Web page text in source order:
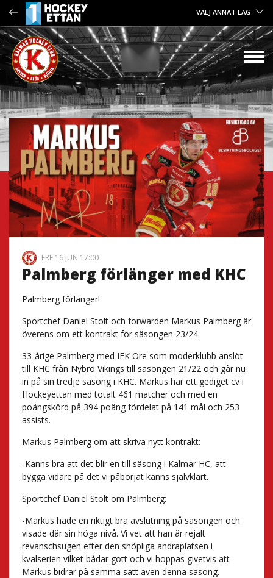
VÄLJ ANNAT LAG
FRE 16 JUN 17:00
Palmberg förlänger med KHC
Palmberg förlänger!
Sportchef Daniel Stolt och forwarden Markus Palmberg är
överens om ett kontrakt för säsongen 23/24.
33-årige Palmberg med IFK Ore som moderklubb anslöt
till KHC från Nybro Vikings till säsongen 21/22 och går nu
in på sin tredje säsong i KHC. Markus har ett gediget cv i
Hockeyettan med totalt 461 matcher och med en
poängskörd på 394 poäng fördelat på 141 mål och 253
assists.
Markus Palmberg om att skriva nytt kontrakt:
-Känns bra att det blir en till säsong i Kalmar HC, att
bygga vidare på det vi påbörjat känns självklart.
Sportchef Daniel Stolt om Palmberg:
-Markus hade en riktigt bra avslutning på säsongen och
visade där sin höga nivå. Vi vet att han är rejält
revanschsugen efter den snöpliga andraplatsen i
kvalserien vilket bådar gott och vi hoppas givetvis att
Markus bidrar på samma sätt även denna säsong.